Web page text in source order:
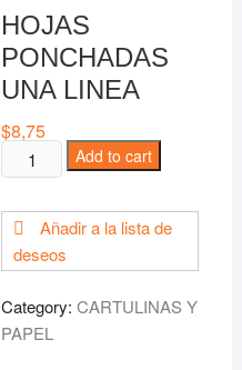
HOJAS
PONCHADAS
UNA LINEA
$8,75
HOJAS
PONCHADAS
LINEA
quantity
Add to cart
Añadir a la lista de
deseos
Category:CARTULINAS Y
PAPEL